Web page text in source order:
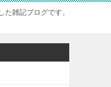
た雑記ブログです。